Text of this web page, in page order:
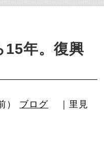
15年。復興
） ブログ
｜里見